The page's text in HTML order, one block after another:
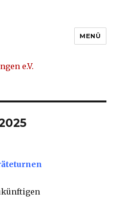
e.V.
MENÜ